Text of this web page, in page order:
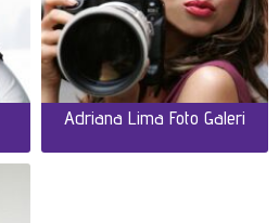
Adriana Lima Foto Galeri